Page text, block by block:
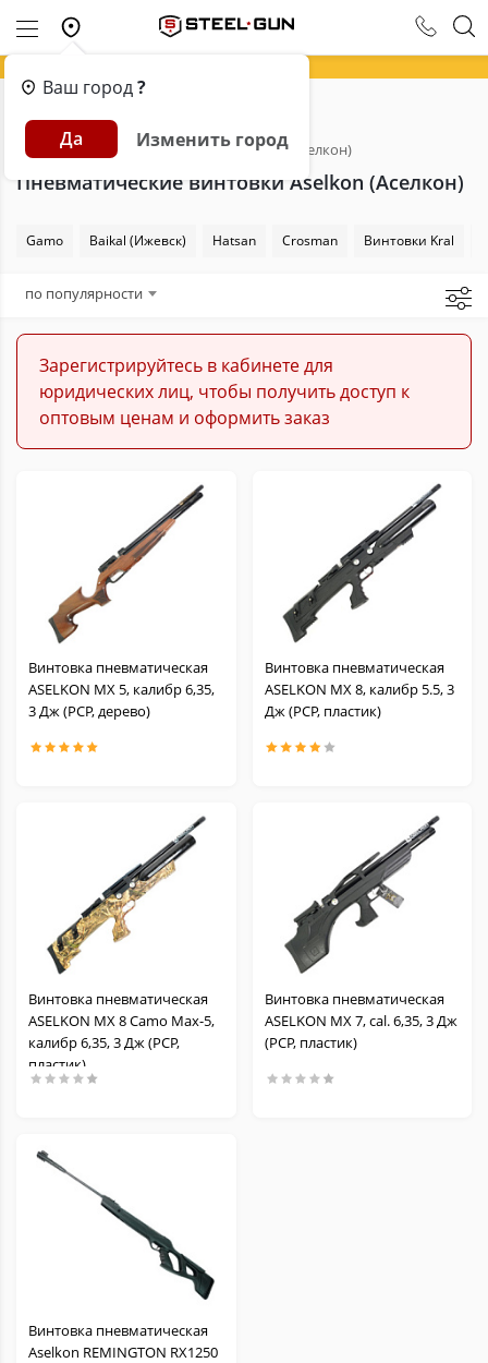
Ваш город?
Да Изменить город
Главная Каталог
Пневматические винтовки
Aselkon (Аселкон)
Пневматические винтовки Aselkon (Аселкон)
Gamo Baikal (Ижевск) Hatsan Сrosman Винтовки Kral
по популярности
Зарегистрируйтесь в кабинете для
юридических лиц, чтобы получить доступ к
оптовым ценам и оформить заказ
Винтовка пневматическая
ASELKON MX 5, калибр 6,35,
3 Дж (РСР, дерево)
Винтовка пневматическая
ASELKON MX 8, калибр 5.5, 3
Дж (РСР, пластик)
Винтовка пневматическая
ASELKON MX 8 Camo Max-5,
калибр 6,35, 3 Дж (РСР,
пластик)
Винтовка пневматическая
ASELKON MX 7, cal. 6,35, 3 Дж
(РСР, пластик)
Винтовка пневматическая
Aselkon REMINGTON RX1250